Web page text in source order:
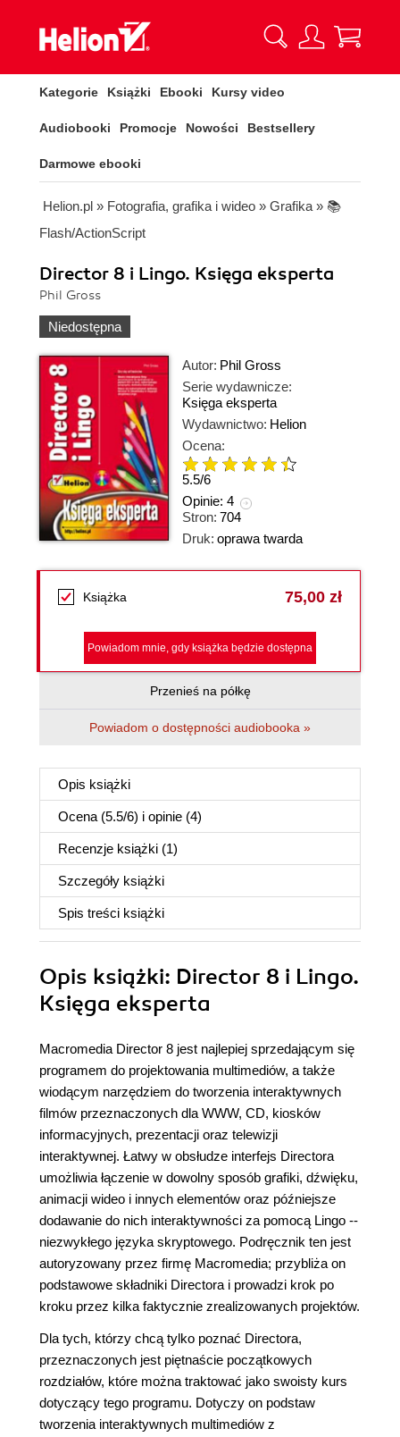
Kategorie Książki Ebooki Kursy video
Audiobooki Promocje Nowości Bestsellery
Darmowe ebooki
Helion.pl » Fotografia, grafika i wideo » Grafika » 📚
Flash/ActionScript
Director 8 i Lingo. Księga eksperta
Phil Gross
Niedostępna
Autor: Phil Gross
Serie wydawnicze:
Księga eksperta
Wydawnictwo: Helion
Ocena:
5.5/6
Opinie: 4
Stron: 704
Druk: oprawa twarda
Książka 75,00 zł
Powiadom mnie, gdy książka będzie dostępna
Przenieś na półkę
Powiadom o dostępności audiobooka »
Opis książki
Ocena (5.5/6) i opinie (4)
Recenzje książki (1)
Szczegóły książki
Spis treści książki
Opis książki: Director 8 i Lingo.
Księga eksperta
Macromedia Director 8 jest najlepiej sprzedającym się
programem do projektowania multimediów, a także
wiodącym narzędziem do tworzenia interaktywnych
filmów przeznaczonych dla WWW, CD, kiosków
informacyjnych, prezentacji oraz telewizji
interaktywnej. Łatwy w obsłudze interfejs Directora
umożliwia łączenie w dowolny sposób grafiki, dźwięku,
animacji wideo i innych elementów oraz późniejsze
dodawanie do nich interaktywności za pomocą Lingo --
niezwykłego języka skryptowego. Podręcznik ten jest
autoryzowany przez firmę Macromedia; przybliża on
podstawowe składniki Directora i prowadzi krok po
kroku przez kilka faktycznie zrealizowanych projektów.
Dla tych, którzy chcą tylko poznać Directora,
przeznaczonych jest piętnaście początkowych
rozdziałów, które można traktować jako swoisty kurs
dotyczący tego programu. Dotyczy on podstaw
tworzenia interaktywnych multimediów z